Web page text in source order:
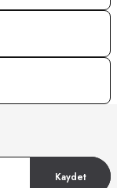
Kaydet